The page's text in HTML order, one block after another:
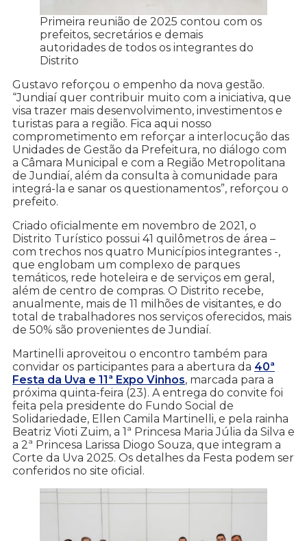
Primeira reunião de 2025 contou com os
prefeitos, secretários e demais
autoridades de todos os integrantes do
Distrito
Gustavo reforçou o empenho da nova gestão.
“Jundiaí quer contribuir muito com a iniciativa, que
visa trazer mais desenvolvimento, investimentos e
turistas para a região. Fica aqui nosso
comprometimento em reforçar a interlocução das
Unidades de Gestão da Prefeitura, no diálogo com
a Câmara Municipal e com a Região Metropolitana
de Jundiaí, além da consulta à comunidade para
integrá-la e sanar os questionamentos”, reforçou o
prefeito.
Criado oficialmente em novembro de 2021, o
Distrito Turístico possui 41 quilômetros de área –
com trechos nos quatro Municípios integrantes -,
que englobam um complexo de parques
temáticos, rede hoteleira e de serviços em geral,
além de centro de compras. O Distrito recebe,
anualmente, mais de 11 milhões de visitantes, e do
total de trabalhadores nos serviços oferecidos, mais
de 50% são provenientes de Jundiaí.
Martinelli aproveitou o encontro também para
convidar os participantes para a abertura da 40ª
Festa da Uva e 11ª Expo Vinhos, marcada para a
próxima quinta-feira (23). A entrega do convite foi
feita pela presidente do Fundo Social de
Solidariedade, Ellen Camila Martinelli, e pela rainha
Beatriz Vioti Zuim, a 1ª Princesa Maria Júlia da Silva e
a 2ª Princesa Larissa Diogo Souza, que integram a
Corte da Uva 2025. Os detalhes da Festa podem ser
conferidos no site oficial.